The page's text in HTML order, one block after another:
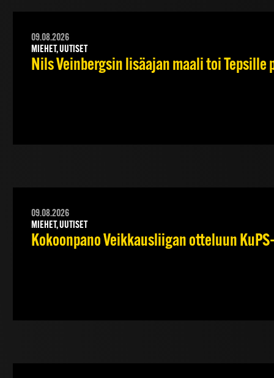
09.08.2026
MIEHET, UUTISET
Nils Veinbergsin lisäajan maali toi Tepsille
09.08.2026
MIEHET, UUTISET
Kokoonpano Veikkausliigan otteluun